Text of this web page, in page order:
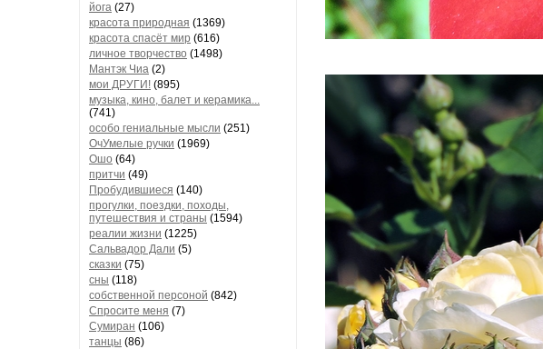
йога (27)
красота природная (1369)
красота спасёт мир (616)
личное творчество (1498)
Мантэк Чиа (2)
мои ДРУГИ! (895)
музыка, кино, балет и керамика...
(741)
особо гениальные мысли (251)
ОчУмелые ручки (1969)
Ошо (64)
притчи (49)
Пробудившиеся (140)
прогулки, поездки, походы,
путешествия и страны (1594)
реалии жизни (1225)
Сальвадор Дали (5)
сказки (75)
сны (118)
собственной персоной (842)
Спросите меня (7)
Сумиран (106)
танцы (86)